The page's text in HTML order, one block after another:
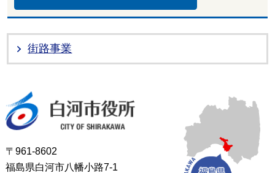
街路事業
〒961-8602
福島県白河市八幡小路7-1